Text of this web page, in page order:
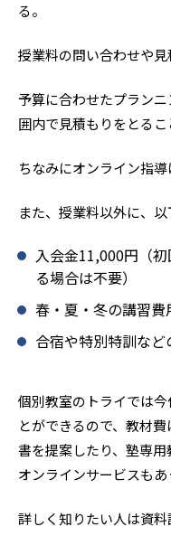
る。
授業料の問い合わせや見
予算に合わせたプラン
囲内で見積もりをとるこ
ちなみにオンライン指導
また、授業料以外に、
入会金11,000円（
る場合は不要）
春・夏・冬の講習費
合宿や特別特訓な
個別教室のトライでは
とができるので、教材
書を提案したり、塾専
オンラインサービスもあ
詳しく知りたい人は資